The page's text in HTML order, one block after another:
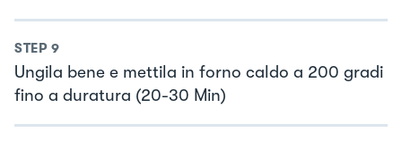
STEP 9
Ungila bene e mettila in forno caldo a 200 gradi
fino a duratura (20-30 Min)